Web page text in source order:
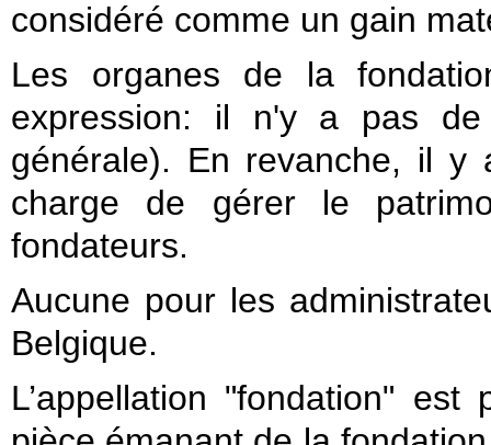
considéré comme un gain
Les organes de la
expression: il n'y a pas de
générale). En revanche, il y
charge de gérer le
fondateurs.
Aucune pour les
Belgique.
L’appellation "fondation"